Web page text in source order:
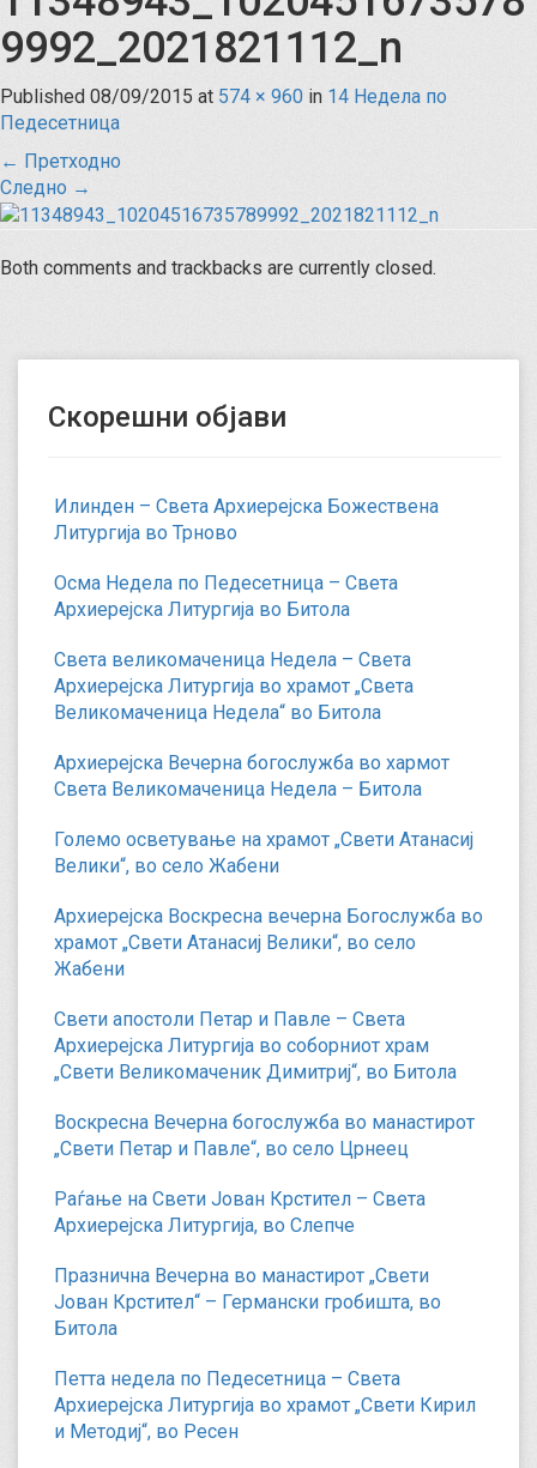
9992_2021821112_n
Published 08/09/2015 at 574 × 960 in 14 Недела по
Педесетница
← Претходно
Следно →
Both comments and trackbacks are currently closed.
Скорешни објави
Илинден – Света Архиерејска Божествена
Литургија во Трново
Осма Недела по Педесетница – Света
Архиерејска Литургија во Битола
Света великомаченица Недела – Света
Архиерејска Литургија во храмот „Света
Великомаченица Недела“ во Битола
Архиерејска Вечерна богослужба во хармот
Света Великомаченица Недела – Битола
Големо осветување на храмот „Свети Атанасиј
Велики“, во село Жабени
Архиерејска Воскресна вечерна Богослужба во
храмот „Свети Атанасиј Велики“, во село
Жабени
Свети апостоли Петар и Павле – Света
Архиерејска Литургија во соборниот храм
„Свети Великомаченик Димитриј“, во Битола
Воскресна Вечерна богослужба во манастирот
„Свети Петар и Павле“, во село Црнеец
Раѓање на Свети Јован Крстител – Света
Архиерејска Литургија, во Слепче
Празнична Вечерна во манастирот „Свети
Јован Крстител“ – Германски гробишта, во
Битола
Петта недела по Педесетница – Света
Архиерејска Литургија во храмот „Свети Кирил
и Методиј“, во Ресен